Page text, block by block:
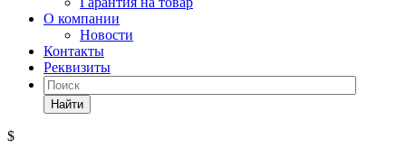
О компании
Новости
Контакты
Реквизиты
Найти
$